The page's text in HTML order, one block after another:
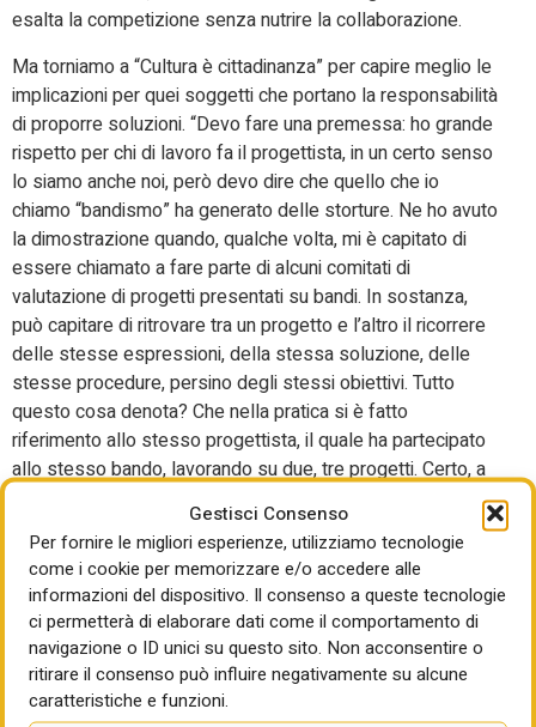
Gestisci Consenso
Per fornire le migliori esperienze, utilizziamo tecnologie
come i cookie per memorizzare e/o accedere alle
informazioni del dispositivo. Il consenso a queste tecnologie
ci permetterà di elaborare dati come il comportamento di
navigazione o ID unici su questo sito. Non acconsentire o
ritirare il consenso può influire negativamente su alcune
caratteristiche e funzioni.
esalta la competizione senza nutrire la collaborazione.
Ma torniamo a “Cultura è cittadinanza” per capire meglio le
implicazioni per quei soggetti che portano la responsabilità
di proporre soluzioni. “Devo fare una premessa: ho grande
rispetto per chi di lavoro fa il progettista, in un certo senso
lo siamo anche noi, però devo dire che quello che io
chiamo “bandismo” ha generato delle storture. Ne ho avuto
la dimostrazione quando, qualche volta, mi è capitato di
essere chiamato a fare parte di alcuni comitati di
valutazione di progetti presentati su bandi. In sostanza,
può capitare di ritrovare tra un progetto e l’altro il ricorrere
delle stesse espressioni, della stessa soluzione, delle
stesse procedure, persino degli stessi obiettivi. Tutto
questo cosa denota? Che nella pratica si è fatto
riferimento allo stesso progettista, il quale ha partecipato
allo stesso bando, lavorando su due, tre progetti. Certo, a
culturali hanno al loro interno le risorse e le professionalità
per imbastire un progetto. D’altra parte, vale la pena di
sottolinearlo, è il sistema stesso che in qualche modo
incoraggia questo modo di operare. Non si può neanche
dire che è colpa dei progettisti. Fuori da questo schema ci
sono prevalentemente le organizzazioni più strutturate e
autosufficienti”.